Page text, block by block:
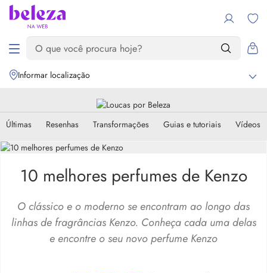
Informar localização
Últimas Resenhas Transformações Guias e tutoriais Vídeos
10 melhores perfumes de Kenzo
O clássico e o moderno se encontram ao longo das
linhas de fragrâncias Kenzo. Conheça cada uma delas
e encontre o seu novo perfume Kenzo